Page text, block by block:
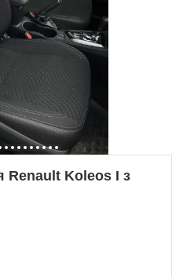
Renault Koleos I з